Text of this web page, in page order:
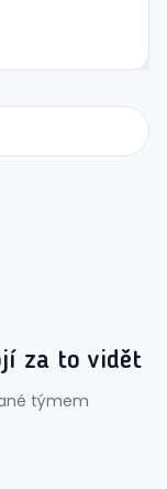
za to vidět
týmem